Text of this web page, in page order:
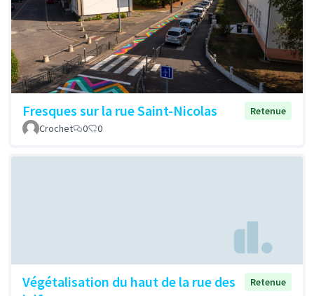
Fresques sur la rue Saint-Nicolas
Retenue
Crochet
0 0
Végétalisation du haut de la rue des
Retenue